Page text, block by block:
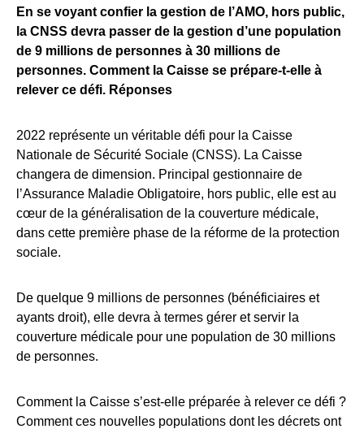
En se voyant confier la gestion de l’AMO, hors public,
la CNSS devra passer de la gestion d’une population
de 9 millions de personnes à 30 millions de
personnes. Comment la Caisse se prépare-t-elle à
relever ce défi. Réponses
2022 représente un véritable défi pour la Caisse
Nationale de Sécurité Sociale (CNSS). La Caisse
changera de dimension. Principal gestionnaire de
l’Assurance Maladie Obligatoire, hors public, elle est au
cœur de la généralisation de la couverture médicale,
dans cette première phase de la réforme de la protection
sociale.
De quelque 9 millions de personnes (bénéficiaires et
ayants droit), elle devra à termes gérer et servir la
couverture médicale pour une population de 30 millions
de personnes.
Comment la Caisse s’est-elle préparée à relever ce défi ?
Comment ces nouvelles populations dont les décrets ont